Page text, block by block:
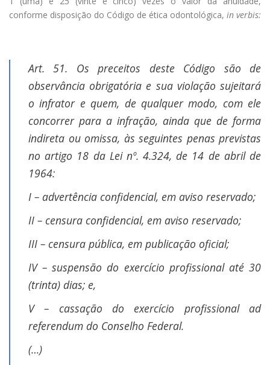
conforme disposição do Código de ética odontológica, in verbis:
Art. 51. Os preceitos deste Código são de
observância obrigatória e sua violação sujeitará
o infrator e quem, de qualquer modo, com ele
concorrer para a infração, ainda que de forma
indireta ou omissa, às seguintes penas previstas
no artigo 18 da Lei nº. 4.324, de 14 de abril de
1964:
I – advertência confidencial, em aviso reservado;
II – censura confidencial, em aviso reservado;
III – censura pública, em publicação oficial;
IV – suspensão do exercício profissional até 30
(trinta) dias; e,
V – cassação do exercício profissional ad
referendum do Conselho Federal.
(…)